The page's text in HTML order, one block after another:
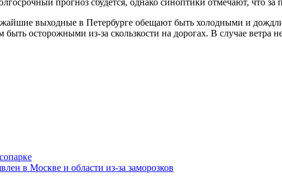
выходные в Петербурге обещают быть холодными и
осторожными из-за скользкости на дорогах. В случае ветра
в Москве и области из-за заморозков